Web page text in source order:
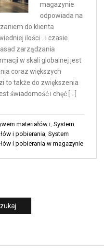
magazynie
odpowiada na
do klienta
ilości i czasie.
zarządzania
w skali globalnej jest
coraz większych
to także do zwiększenia
świadomość i chęć […]
materiałów i, System
i pobierania, System
i pobierania w magazynie